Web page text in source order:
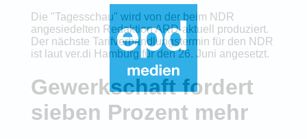
Die "Tagesschau" wird von der beim NDR
angesiedelten Redaktion ARD-aktuell produziert.
Der nächste Tarifverhandlungstermin für den NDR
ist laut ver.di Hamburg für den 26. Juni angesetzt.
Gewerkschaft fordert
sieben Prozent mehr